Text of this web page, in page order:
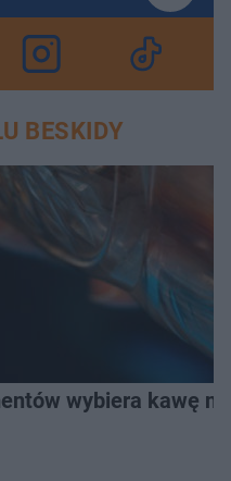
BESKIDY
wybiera kawę